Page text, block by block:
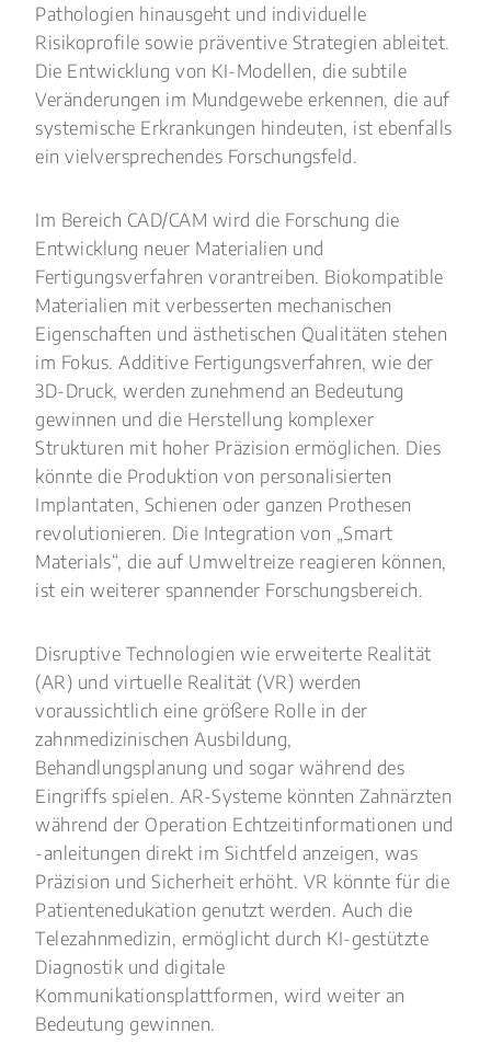
Pathologien hinausgeht und individuelle
Risikoprofile sowie präventive Strategien ableitet.
Die Entwicklung von KI-Modellen, die subtile
Veränderungen im Mundgewebe erkennen, die auf
systemische Erkrankungen hindeuten, ist ebenfalls
ein vielversprechendes Forschungsfeld.
Im Bereich CAD/CAM wird die Forschung die
Entwicklung neuer Materialien und
Fertigungsverfahren vorantreiben. Biokompatible
Materialien mit verbesserten mechanischen
Eigenschaften und ästhetischen Qualitäten stehen
im Fokus. Additive Fertigungsverfahren, wie der
3D-Druck, werden zunehmend an Bedeutung
gewinnen und die Herstellung komplexer
Strukturen mit hoher Präzision ermöglichen. Dies
könnte die Produktion von personalisierten
Implantaten, Schienen oder ganzen Prothesen
revolutionieren. Die Integration von „Smart
Materials“, die auf Umweltreize reagieren können,
ist ein weiterer spannender Forschungsbereich.
Disruptive Technologien wie erweiterte Realität
(AR) und virtuelle Realität (VR) werden
voraussichtlich eine größere Rolle in der
zahnmedizinischen Ausbildung,
Behandlungsplanung und sogar während des
Eingriffs spielen. AR-Systeme könnten Zahnärzten
während der Operation Echtzeitinformationen und
-anleitungen direkt im Sichtfeld anzeigen, was
Präzision und Sicherheit erhöht. VR könnte für die
Patientenedukation genutzt werden. Auch die
Telezahnmedizin, ermöglicht durch KI-gestützte
Diagnostik und digitale
Kommunikationsplattformen, wird weiter an
Bedeutung gewinnen.